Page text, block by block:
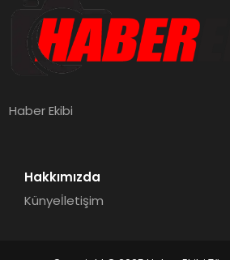
Haber Ekibi
Hakkımızda
Künyeİletişim